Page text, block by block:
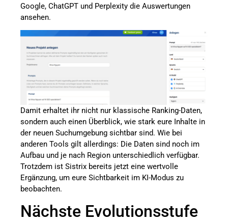
Google, ChatGPT und Perplexity die Auswertungen
ansehen.
Damit erhaltet ihr nicht nur klassische Ranking-Daten,
sondern auch einen Überblick, wie stark eure Inhalte in
der neuen Suchumgebung sichtbar sind. Wie bei
anderen Tools gilt allerdings: Die Daten sind noch im
Aufbau und je nach Region unterschiedlich verfügbar.
Trotzdem ist Sistrix bereits jetzt eine wertvolle
Ergänzung, um eure Sichtbarkeit im KI-Modus zu
beobachten.
Nächste Evolutionsstufe